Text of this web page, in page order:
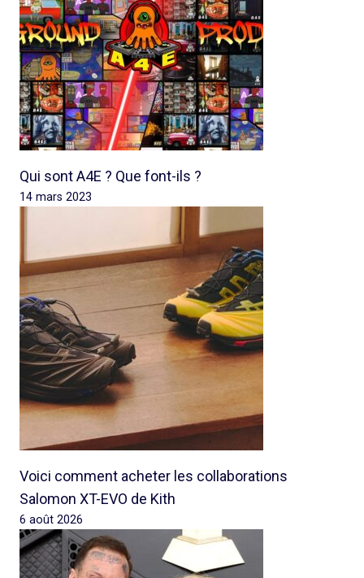
Qui sont A4E ? Que font-ils ?
14 mars 2023
Voici comment acheter les collaborations
Salomon XT-EVO de Kith
6 août 2026